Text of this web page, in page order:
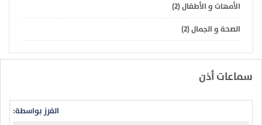
الأمهات و الأطفال (2)
الصحة و الجمال (2)
سماعات أذن
الفرز بواسطة: